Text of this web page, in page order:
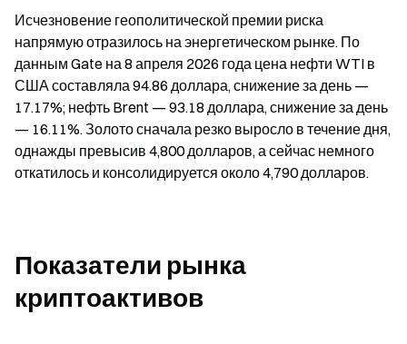
Исчезновение геополитической премии риска
напрямую отразилось на энергетическом рынке. По
данным Gate на 8 апреля 2026 года цена нефти WTI в
США составляла 94.86 доллара, снижение за день —
17.17%; нефть Brent — 93.18 доллара, снижение за день
— 16.11%. Золото сначала резко выросло в течение дня,
однажды превысив 4,800 долларов, а сейчас немного
откатилось и консолидируется около 4,790 долларов.
Показатели рынка
криптоактивов